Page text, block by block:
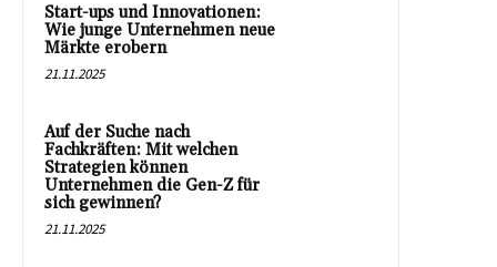
Start-ups und Innovationen:
Wie junge Unternehmen neue
Märkte erobern
21.11.2025
Auf der Suche nach
Fachkräften: Mit welchen
Strategien können
Unternehmen die Gen-Z für
sich gewinnen?
21.11.2025